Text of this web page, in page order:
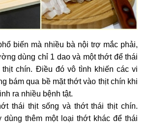
biến mà nhiều bà nội trợ mắc phải,
dùng chỉ 1 dao và một thớt để thái
thịt chín. Điều đó vô tình khiến các vi
bám qua bề mặt thớt vào thịt chín khi
ra nhiều bệnh tật.
thái thịt sống và thớt thái thịt chín.
dùng thêm một loại thớt khác để thái